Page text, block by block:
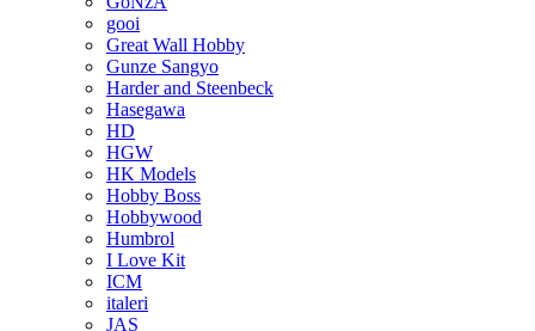
gooi
Great Wall Hobby
Gunze Sangyo
Harder and Steenbeck
Hasegawa
HD
HGW
HK Models
Hobby Boss
Hobbywood
Humbrol
I Love Kit
ICM
italeri
JAS